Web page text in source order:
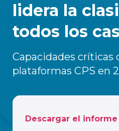
lidera la
todos los
Capacidades críticas
plataformas CPS en
Descargar el